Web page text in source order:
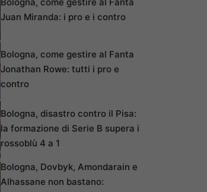
Bologna, come gestire al Fanta
Juan Miranda: i pro e i contro
Bologna, come gestire al Fanta
Jonathan Rowe: tutti i pro e
contro
Bologna, disastro contro il Pisa:
la formazione di Serie B supera i
rossoblù 4 a 1
Bologna, Dovbyk, Amondarain e
Alhassane non bastano: